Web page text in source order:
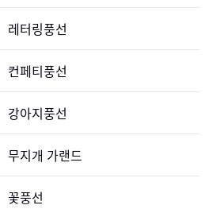
레터링풍선
컨페티풍선
강아지풍선
무지개 가랜드
꽃풍선